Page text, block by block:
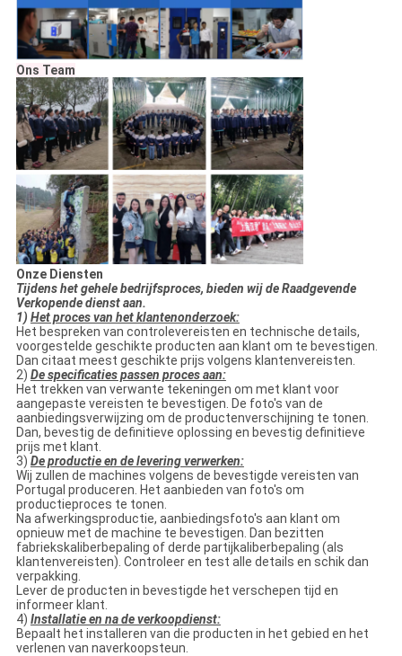
Ons Team
Onze Diensten
Tijdens het gehele bedrijfsproces, bieden wij de Raadgevende
Verkopende dienst aan.
1) Het proces van het klantenonderzoek:
Het bespreken van controlevereisten en technische details,
voorgestelde geschikte producten aan klant om te bevestigen.
Dan citaat meest geschikte prijs volgens klantenvereisten.
2) De specificaties passen proces aan:
Het trekken van verwante tekeningen om met klant voor
aangepaste vereisten te bevestigen. De foto's van de
aanbiedingsverwijzing om de productenverschijning te tonen.
Dan, bevestig de definitieve oplossing en bevestig definitieve
prijs met klant.
3) De productie en de levering verwerken:
Wij zullen de machines volgens de bevestigde vereisten van
Portugal produceren. Het aanbieden van foto's om
productieproces te tonen.
Na afwerkingsproductie, aanbiedingsfoto's aan klant om
opnieuw met de machine te bevestigen. Dan bezitten
fabriekskaliberbepaling of derde partijkaliberbepaling (als
klantenvereisten). Controleer en test alle details en schik dan
verpakking.
Lever de producten in bevestigde het verschepen tijd en
informeer klant.
4) Installatie en na de verkoopdienst:
Bepaalt het installeren van die producten in het gebied en het
verlenen van naverkoopsteun.